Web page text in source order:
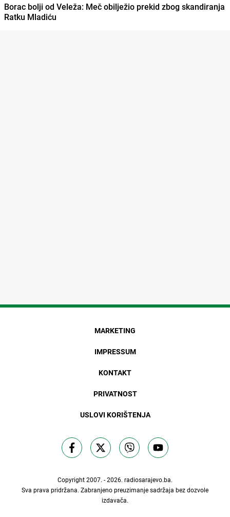
Borac bolji od Veleža: Meč obilježio prekid zbog skandiranja
Ratku Mladiću
MARKETING
IMPRESSUM
KONTAKT
PRIVATNOST
USLOVI KORIŠTENJA
Copyright 2007. - 2026. radiosarajevo.ba.
Sva prava pridržana. Zabranjeno preuzimanje sadržaja bez dozvole
izdavača.